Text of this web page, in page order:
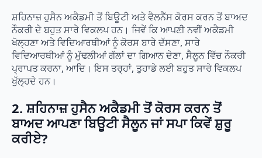
ਸ਼ਹਿਨਾਜ਼ ਹੁਸੈਨ ਅਕੈਡਮੀ ਤੋਂ ਬਿਊਟੀ ਅਤੇ ਵੈਲਨੈੱਸ ਕੋਰਸ ਕਰਨ ਤੋਂ ਬਾਅਦ
ਨੌਕਰੀ ਦੇ ਬਹੁਤ ਸਾਰੇ ਵਿਕਲਪ ਹਨ। ਜਿਵੇਂ ਕਿ ਆਪਣੀ ਨਵੀਂ ਅਕੈਡਮੀ
ਖੋਲ੍ਹਣਾ ਅਤੇ ਵਿਦਿਆਰਥੀਆਂ ਨੂੰ ਕੋਰਸ ਬਾਰੇ ਦੱਸਣਾ, ਸਾਰੇ
ਵਿਦਿਆਰਥੀਆਂ ਨੂੰ ਮੁੱਢਲੀਆਂ ਗੱਲਾਂ ਦਾ ਗਿਆਨ ਦੇਣਾ, ਸੈਲੂਨ ਵਿੱਚ ਨੌਕਰੀ
ਪ੍ਰਾਪਤ ਕਰਨਾ, ਆਦਿ। ਇਸ ਤਰ੍ਹਾਂ, ਤੁਹਾਡੇ ਲਈ ਬਹੁਤ ਸਾਰੇ ਵਿਕਲਪ
ਖੁੱਲ੍ਹਦੇ ਹਨ।
2. ਸ਼ਹਿਨਾਜ਼ ਹੁਸੈਨ ਅਕੈਡਮੀ ਤੋਂ ਕੋਰਸ ਕਰਨ ਤੋਂ
ਬਾਅਦ ਆਪਣਾ ਬਿਊਟੀ ਸੈਲੂਨ ਜਾਂ ਸਪਾ ਕਿਵੇਂ ਸ਼ੁਰੂ
ਕਰੀਏ?